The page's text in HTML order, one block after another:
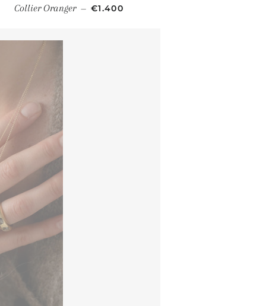
Collier Oranger — PRIX RÉGULIER
€1.400